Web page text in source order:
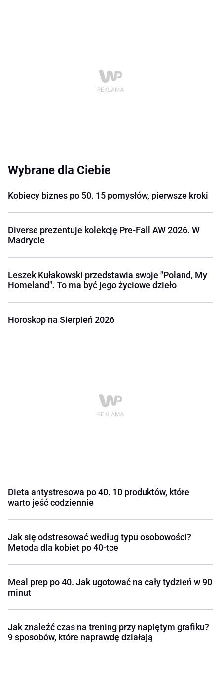
Wybrane dla Ciebie
Kobiecy biznes po 50. 15 pomysłów, pierwsze kroki
Diverse prezentuje kolekcję Pre-Fall AW 2026. W
Madrycie
Leszek Kułakowski przedstawia swoje "Poland, My
Homeland". To ma być jego życiowe dzieło
Horoskop na Sierpień 2026
Dieta antystresowa po 40. 10 produktów, które
warto jeść codziennie
Jak się odstresować według typu osobowości?
Metoda dla kobiet po 40-tce
Meal prep po 40. Jak ugotować na cały tydzień w 90
minut
Jak znaleźć czas na trening przy napiętym grafiku?
9 sposobów, które naprawdę działają